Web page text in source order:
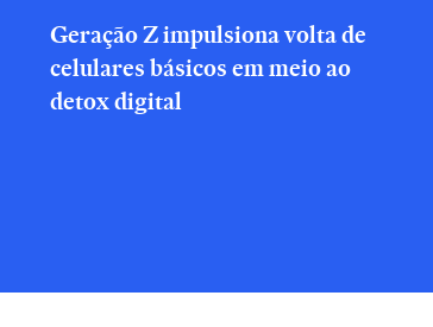
Geração Z impulsiona volta de
celulares básicos em meio ao
detox digital